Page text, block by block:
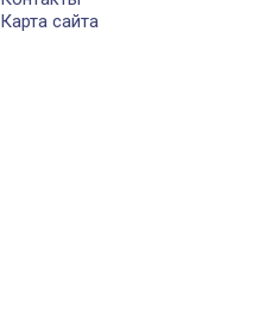
Карта сайта